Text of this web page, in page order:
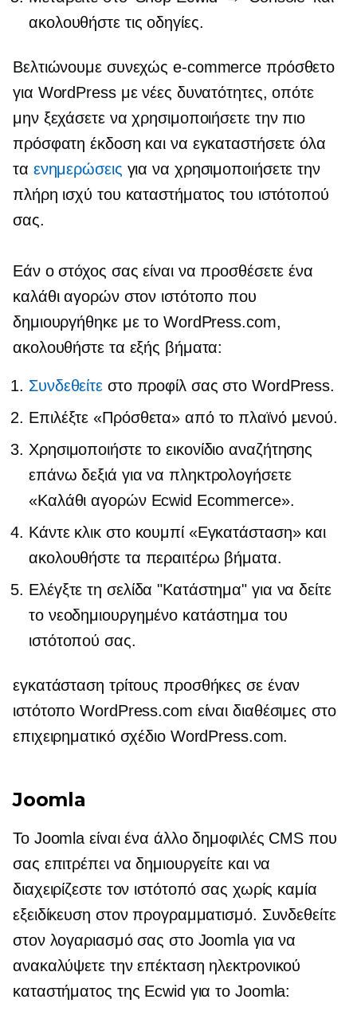
ακολουθήστε τις οδηγίες.
Βελτιώνουμε συνεχώς e-commerce πρόσθετο
για WordPress με νέες δυνατότητες, οπότε
μην ξεχάσετε να χρησιμοποιήσετε την πιο
πρόσφατη έκδοση και να εγκαταστήσετε όλα
τα ενημερώσεις για να χρησιμοποιήσετε την
πλήρη ισχύ του καταστήματος του ιστότοπού
σας.
Εάν ο στόχος σας είναι να προσθέσετε ένα
καλάθι αγορών στον ιστότοπο που
δημιουργήθηκε με το WordPress.com,
ακολουθήστε τα εξής βήματα:
Συνδεθείτε στο προφίλ σας στο WordPress.
Επιλέξτε «Πρόσθετα» από το πλαϊνό μενού.
Χρησιμοποιήστε το εικονίδιο αναζήτησης
επάνω δεξιά για να πληκτρολογήσετε
«Καλάθι αγορών Ecwid Ecommerce».
Κάντε κλικ στο κουμπί «Εγκατάσταση» και
ακολουθήστε τα περαιτέρω βήματα.
Ελέγξτε τη σελίδα "Κατάστημα" για να δείτε
το νεοδημιουργημένο κατάστημα του
ιστότοπού σας.
εγκατάσταση τρίτους προσθήκες σε έναν
ιστότοπο WordPress.com είναι διαθέσιμες στο
επιχειρηματικό σχέδιο WordPress.com.
Joomla
Το Joomla είναι ένα άλλο δημοφιλές CMS που
σας επιτρέπει να δημιουργείτε και να
διαχειρίζεστε τον ιστότοπό σας χωρίς καμία
εξειδίκευση στον προγραμματισμό. Συνδεθείτε
στον λογαριασμό σας στο Joomla για να
ανακαλύψετε την επέκταση ηλεκτρονικού
καταστήματος της Ecwid για το Joomla: